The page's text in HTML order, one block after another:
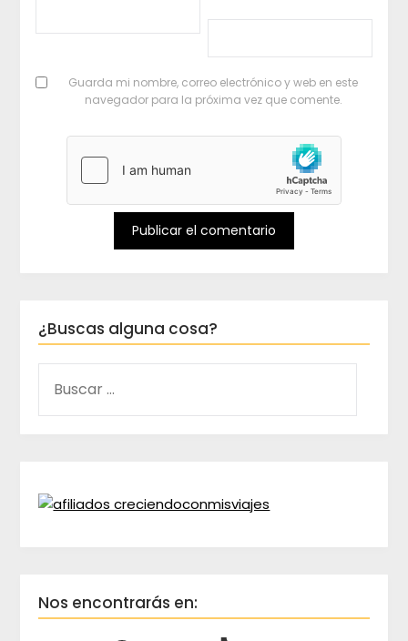
Guarda mi nombre, correo electrónico y web en este
navegador para la próxima vez que comente.
¿Buscas alguna cosa?
Nos encontrarás en: